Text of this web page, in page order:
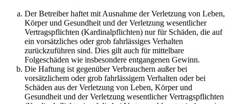
Der Betreiber haftet mit Ausnahme der Verletzung von Leben,
Körper und Gesundheit und der Verletzung wesentlicher
Vertragspflichten (Kardinalpflichten) nur für Schäden, die auf
ein vorsätzliches oder grob fahrlässiges Verhalten
zurückzuführen sind. Dies gilt auch für mittelbare
Folgeschäden wie insbesondere entgangenen Gewinn.
Die Haftung ist gegenüber Verbrauchern außer bei
vorsätzlichem oder grob fahrlässigem Verhalten oder bei
Schäden aus der Verletzung von Leben, Körper und
Gesundheit und der Verletzung wesentlicher Vertragspflichten